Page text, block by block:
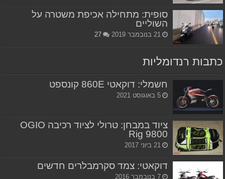
סופית: מתחילה אכיפת משטרה על
השוליים
21 בנובמבר 2019 27
כתבות רנדומליות
חשמלי: דוקאטי 860E קונספט
5 באוגוסט 2021
ציוד במבחן: טרולי לציוד רכיבה OGIO
Rig 9800
21 ביוני 2017
דוקאטי: צמד סקרמבלרים חדשים
7 בנובמבר 2016